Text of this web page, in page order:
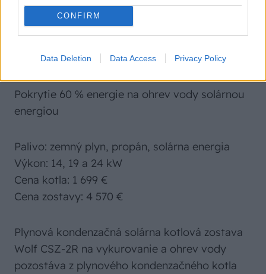
CONFIRM
Data Deletion Data Access Privacy Policy
Plynová kondenzačná solárna kotlová
Pokrytie 60 % energie na ohrev vody solárnou
energiou
Palivo: zemný plyn, propán, solárna energia
Výkon: 14, 19 a 24 kW
Cena kotla: 1 699 €
Cena zostavy: 4 570 €
Plynová kondenzačná solárna kotlová zostava
Wolf CSZ-2R na vykurovanie a ohrev vody
pozostáva z plynového kondenzačného kotla